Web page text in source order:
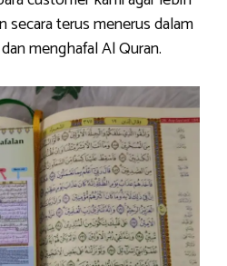
terus menerus dalam
menghafal Al Quran.